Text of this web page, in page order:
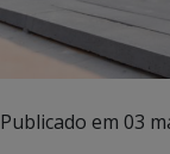
Publicado em 03